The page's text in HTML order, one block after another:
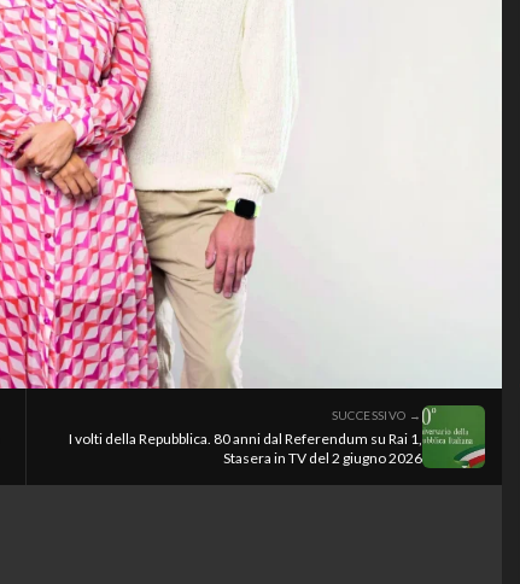
SUCCESSIVO →
I volti della Repubblica. 80 anni dal Referendum su Rai 1,
Stasera in TV del 2 giugno 2026